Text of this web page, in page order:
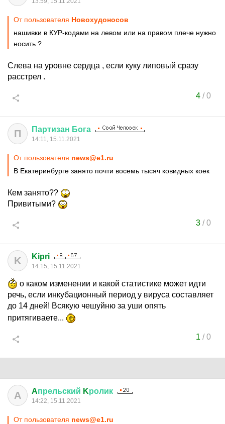
От пользователя Новохудоносов
нашивки в КУР-кодами на левом или на правом плече нужно
носить ?
Слева на уровне сердца , если куку липовый сразу
расстрел .
4/0
П Партизан Бога
14:11, 15.11.2021
От пользователя news@e1.ru
В Екатеринбурге занято почти восемь тысяч ковидных коек
Кем занято??
Привитыми?
3/0
K Kipri
14:15, 15.11.2021
о каком изменении и какой статистике может идти
речь, если инкубационный период у вируса составляет
до 14 дней! Всякую чешуйню за уши опять
притягиваете...
1 /0
A Aпрельский Kролик
14:22, 15.11.2021
От пользователя news@e1.ru